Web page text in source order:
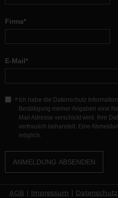
Firma*
E-Mail*
Ich habe die Datenschutz
Bestätigung meiner Angaben eine
Mail Adresse verschickt wird. Ihre
vertraulich behandelt. Eine
möglich.
ANMELDUNG ABSENDEN
AGB Impressum Datenschutz